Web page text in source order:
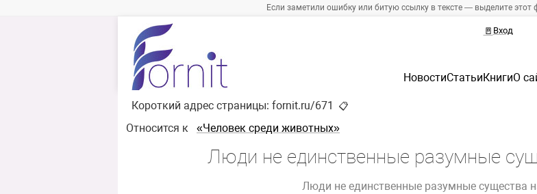
Если заметили ошибку или битую ссылку в тексте — выделите
🚪 Вход
НовостиСтатьиКнигиО
Короткий адрес страницы: fornit.ru/671 📋
Относится к «Человек среди животных»
Люди не единственные разумные
Люди не единственные разумные существа